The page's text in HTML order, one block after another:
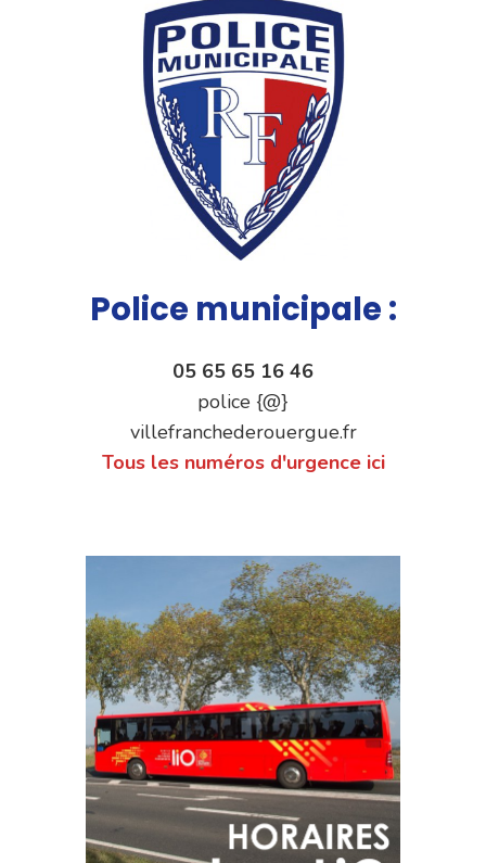
Police municipale :
05 65 65 16 46
police {@}
villefranchederouergue.fr
Tous les numéros d'urgence ici